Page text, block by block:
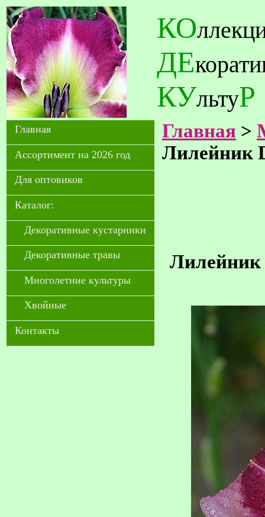
КО
ДЕ
КУльтуР
Главная
Ассортимент на 2026 год
Для оптовиков
Каталог:
Декоративные кустарники
Декоративные травы
Многолетние культуры
Хвойные
Контакты
Главная >
Лилейник
Лилейник